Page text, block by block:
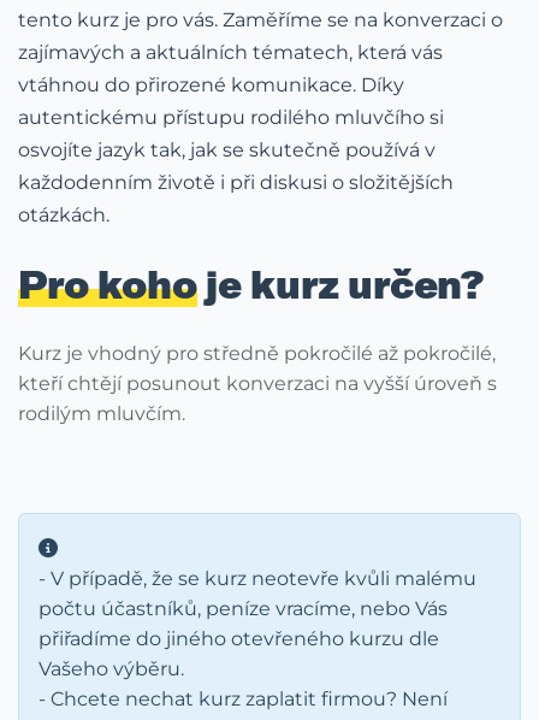
tento kurz je pro vás. Zaměříme se na konverzaci o
zajímavých a aktuálních tématech, která vás
vtáhnou do přirozené komunikace. Díky
autentickému přístupu rodilého mluvčího si
osvojíte jazyk tak, jak se skutečně používá v
každodenním životě i při diskusi o složitějších
otázkách.
Pro koho je kurz určen?
Kurz je vhodný pro středně pokročilé až pokročilé,
kteří chtějí posunout konverzaci na vyšší úroveň s
rodilým mluvčím.
- V případě, že se kurz neotevře kvůli malému
počtu účastníků, peníze vracíme, nebo Vás
přiřadíme do jiného otevřeného kurzu dle
Vašeho výběru.
- Chcete nechat kurz zaplatit firmou? Není